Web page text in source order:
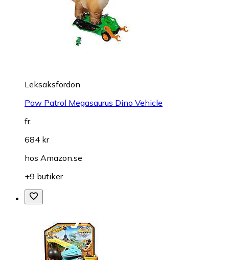
Leksaksfordon
Paw Patrol Megasaurus Dino Vehicle
fr.
684 kr
hos Amazon.se
+9 butiker